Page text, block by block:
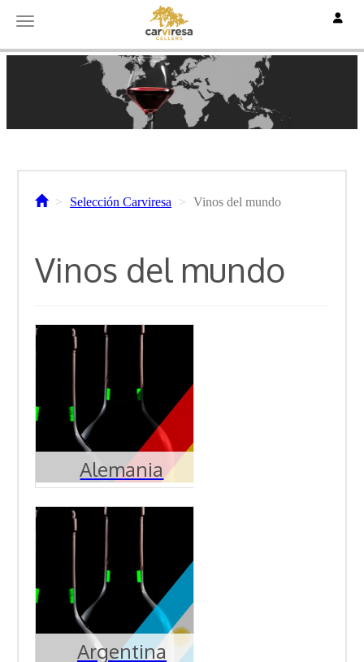
Toggle navigation
Selección Carviresa Vinos del mundo
Vinos del mundo
Alemania
Argentina